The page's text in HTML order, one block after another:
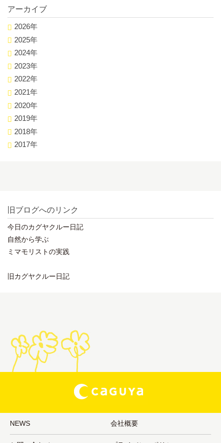
アーカイブ
2026年
2025年
2024年
2023年
2022年
2021年
2020年
2019年
2018年
2017年
旧ブログへのリンク
今日のカグヤクルー日記
自然から学ぶ
ミマモリストの実践
旧カグヤクルー日記
NEWS 会社概要